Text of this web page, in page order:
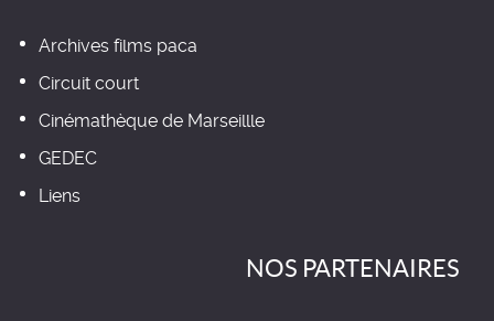
Archives films paca
Circuit court
Cinémathèque de Marseillle
GEDEC
Liens
NOS PARTENAIRES